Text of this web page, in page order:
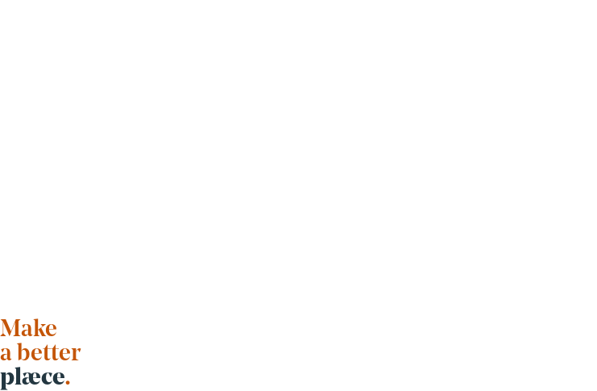
Make
a better
plæce.